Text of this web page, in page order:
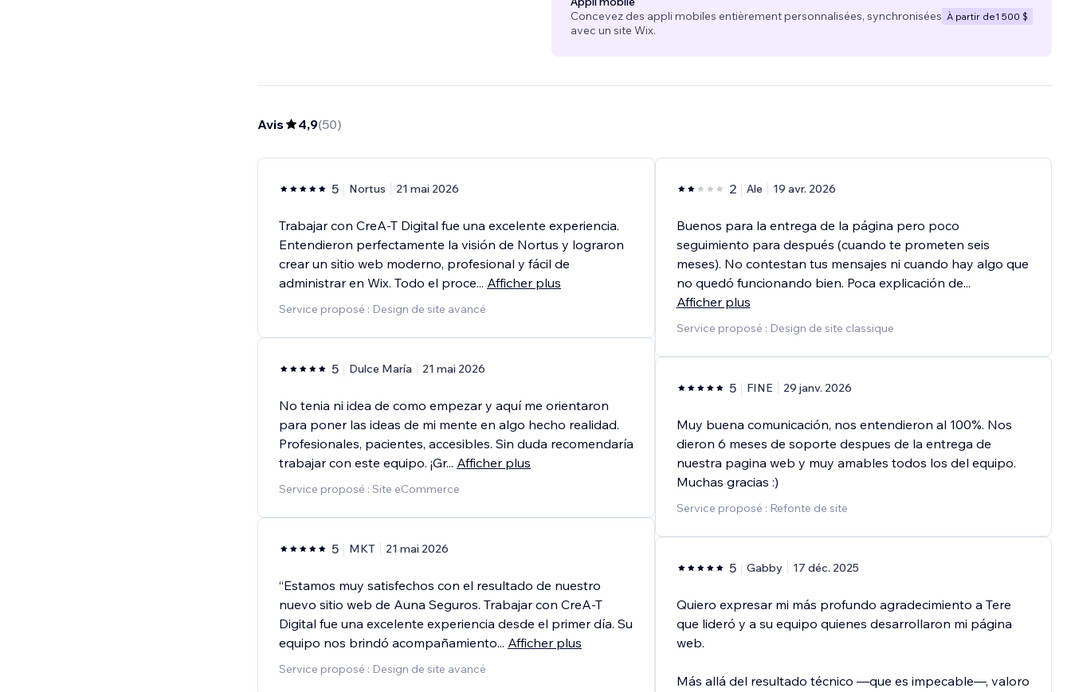
Concevez des appli mobiles entièrement personnalisées, synchronisées
avec un site Wix.
À partir de1 500 $
Avis 4,9(50)
5 Nortus 21 mai 2026
Trabajar con CreA-T Digital fue una excelente experiencia.
Entendieron perfectamente la visión de Nortus y lograron
crear un sitio web moderno, profesional y fácil de
administrar en Wix. Todo el proce... Afficher plus
Service proposé : Design de site avancé
5 Dulce María 21 mai 2026
No tenia ni idea de como empezar y aquí me orientaron
para poner las ideas de mi mente en algo hecho realidad.
Profesionales, pacientes, accesibles. Sin duda recomendaría
trabajar con este equipo. ¡Gr... Afficher plus
Service proposé : Site eCommerce
5 MKT 21 mai 2026
“Estamos muy satisfechos con el resultado de nuestro
nuevo sitio web de Auna Seguros. Trabajar con CreA-T
Digital fue una excelente experiencia desde el primer día. Su
equipo nos brindó acompañamiento... Afficher plus
Service proposé : Design de site avancé
2 Ale 19 avr. 2026
Buenos para la entrega de la página pero poco
seguimiento para después (cuando te prometen seis
meses). No contestan tus mensajes ni cuando hay algo que
no quedó funcionando bien. Poca explicación de...
Afficher plus
Service proposé : Design de site classique
5 FINE 29 janv. 2026
Muy buena comunicación, nos entendieron al 100%. Nos
dieron 6 meses de soporte despues de la entrega de
nuestra pagina web y muy amables todos los del equipo.
Muchas gracias :)
Service proposé : Refonte de site
5 Gabby 17 déc. 2025
Quiero expresar mi más profundo agradecimiento a Tere
que lideró y a su equipo quienes desarrollaron mi página
web.
Más allá del resultado técnico —que es impecable—, valoro